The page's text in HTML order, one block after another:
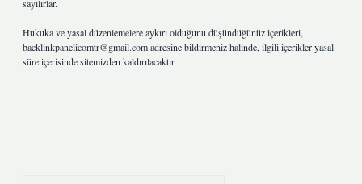
sayılırlar.
Hukuka ve yasal düzenlemelere aykırı olduğunu düşündüğünüz içerikleri,
backlinkpanelicomtr@gmail.comadresine bildirmeniz halinde, ilgili içerikler yasal
süre içerisinde sitemizden kaldırılacaktır.